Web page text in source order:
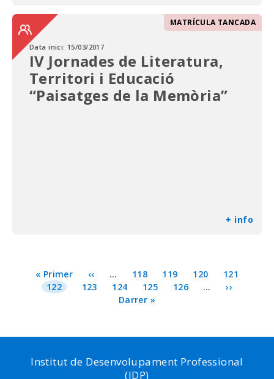
MATRÍCULA TANCADA
Data inici: 15/03/2017
IV Jornades de Literatura,
Territori i Educació
“Paisatges de la Memòria”
+ info
Paginació
Primera
pàgina
« Primer
Pàgina
anterior
‹‹ … Page
118 Page
119 Page
120 Page
121
Pàgina
122 Page
123 Page
124 Page
125 Page
126 …
Pàgina
››
Última
Darrer »
Institut de Desenvolupament Professional
(IDP)